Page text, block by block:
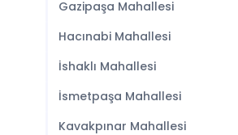
Gazipaşa Mahallesi
Hacınabi Mahallesi
İshaklı Mahallesi
İsmetpaşa Mahallesi
Kavakpınar Mahallesi